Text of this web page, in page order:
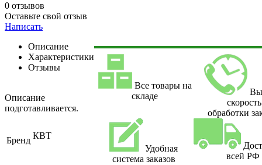
0 отзывов
Оставьте свой отзыв
Написать
Описание
Характеристики
Отзывы
Описание
подготавливается.
Бренд КВТ
Все товары на
складе
скорость
обработки
Удобная
система заказов
всей РФ